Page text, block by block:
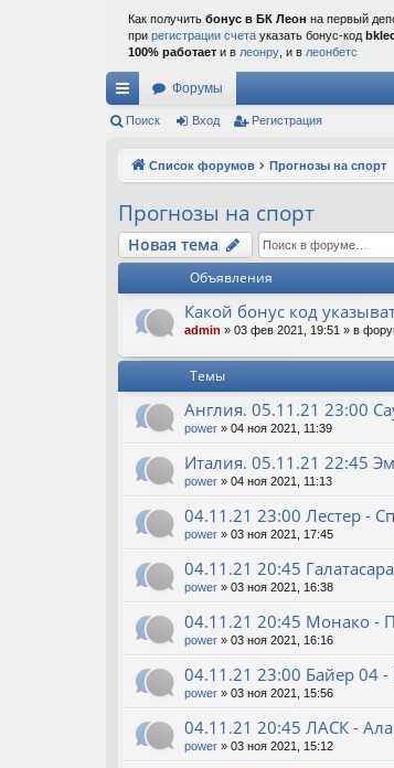
Как получить бонус в БК Леон на первый
при регистрации счета указать бонус-код
100% работает и в леонру , и в леонбетс
с
и
Форумы
Поиск Вход Регистрация
Список форумов Прогнозы на спорт
Прогнозы на спорт
Новая тема
Объявления
Какой бонус код
admin » 03 фев 2021, 19:51 » в
Темы
Англия. 05.11.21 23:00
power » 04 ноя 2021, 11:39
Италия. 05.11.21 22:45
power » 04 ноя 2021, 11:13
04.11.21 23:00 Лестер -
power » 03 ноя 2021, 17:45
04.11.21 20:45
power » 03 ноя 2021, 16:38
04.11.21 20:45 Монако -
power » 03 ноя 2021, 16:16
04.11.21 23:00 Байер 04 -
power » 03 ноя 2021, 15:56
04.11.21 20:45 ЛАСК -
power » 03 ноя 2021, 15:12